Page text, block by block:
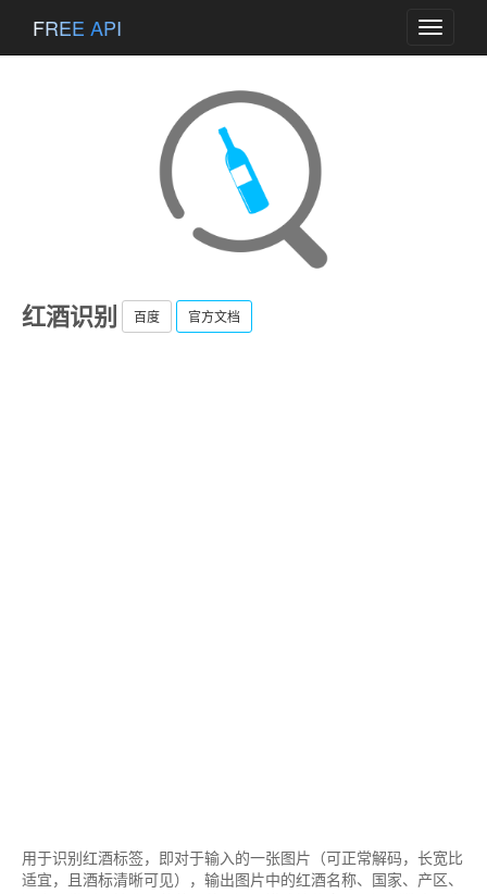
Toggle
FREE API
红酒识别 百度 官方文档
用于识别红酒标签，即对于输入的一张图片（可正常解码，长宽比
适宜，且酒标清晰可见），输出图片中的红酒名称、国家、产区、